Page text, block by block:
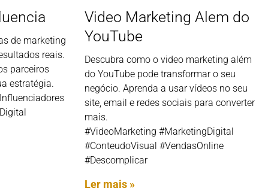
de marketing
reais.
parceiros
estratégia.
Video Marketing Alem do
YouTube
Descubra como o video marketing além
do YouTube pode transformar o seu
negócio. Aprenda a usar vídeos no seu
site, email e redes sociais para converter
mais.
#VideoMarketing #MarketingDigital
#ConteudoVisual #VendasOnline
#Descomplicar
Ler mais »